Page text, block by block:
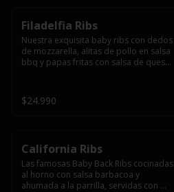
Filadelfia Ribs
Nuestra exquisita baby ribs con dedos
de mozzarella, alitas de pollo en salsa
bbq y papas fritas con salsa de queso
$24.990
California Ribs
Las famosas Baby Back Ribs cocinadas
al horno con salsa barbacoa y
ahumada a la parrilla, servidas con